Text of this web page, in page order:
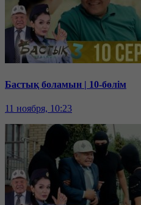
Бастық боламын | 10-бөлім
11 ноября, 10:23